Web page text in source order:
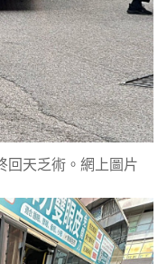
回天乏術。網上圖片